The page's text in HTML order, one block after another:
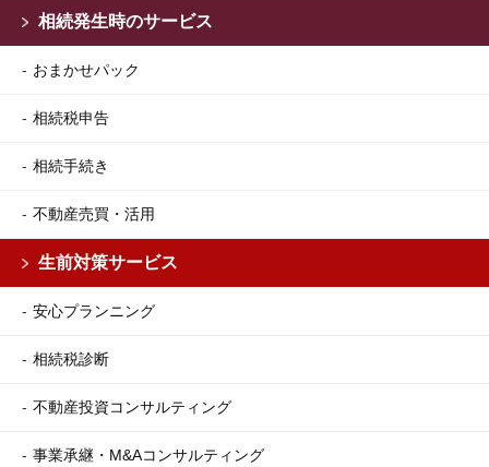
相続発生時のサービス
おまかせパック
相続税申告
相続手続き
不動産売買・活用
生前対策サービス
安心プランニング
相続税診断
不動産投資コンサルティング
事業承継・M&Aコンサルティング